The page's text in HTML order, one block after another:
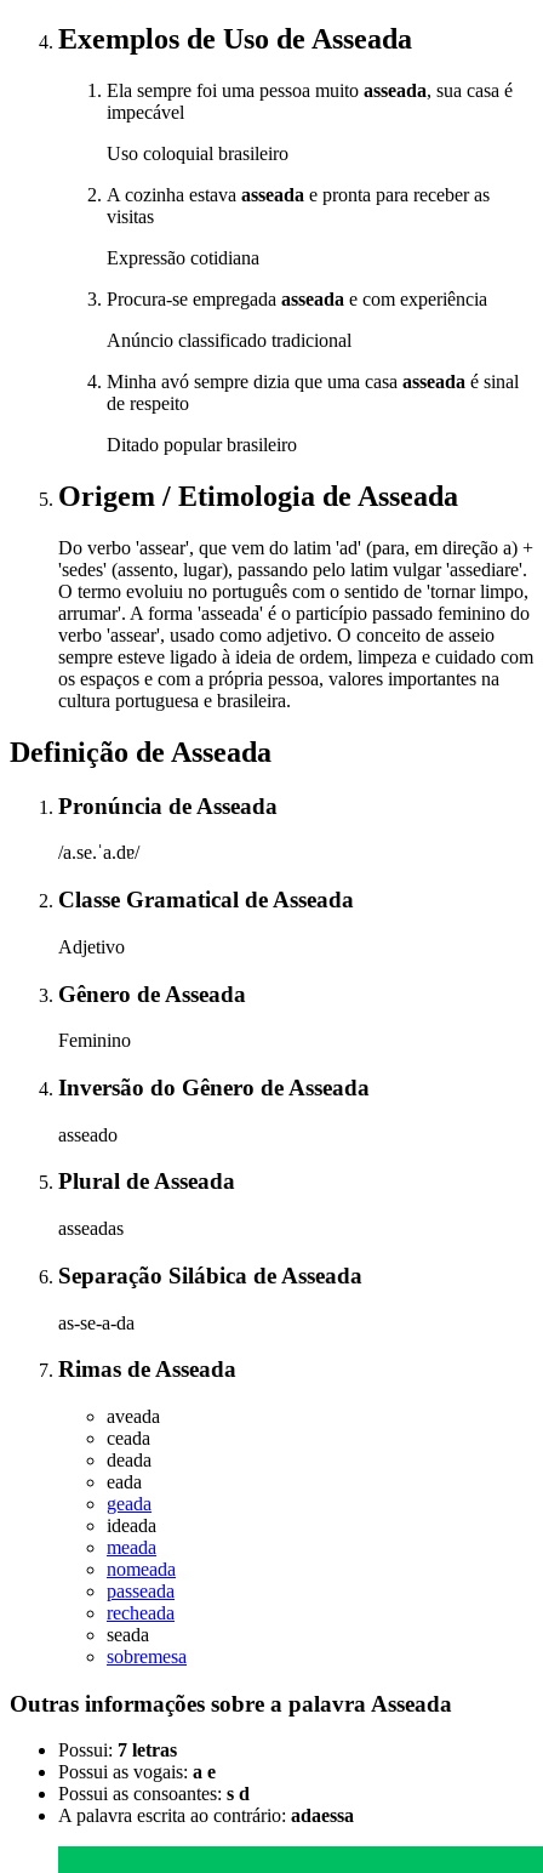
Exemplos de Uso de Asseada
Ela sempre foi uma pessoa muito asseada, sua casa é
impecável
Uso coloquial brasileiro
A cozinha estava asseada e pronta para receber as
visitas
Expressão cotidiana
Procura-se empregada asseada e com experiência
Anúncio classificado tradicional
Minha avó sempre dizia que uma casa asseada é sinal
de respeito
Ditado popular brasileiro
Origem / Etimologia de Asseada
Do verbo 'assear', que vem do latim 'ad' (para, em direção a) +
'sedes' (assento, lugar), passando pelo latim vulgar 'assediare'.
O termo evoluiu no português com o sentido de 'tornar limpo,
arrumar'. A forma 'asseada' é o particípio passado feminino do
verbo 'assear', usado como adjetivo. O conceito de asseio
sempre esteve ligado à ideia de ordem, limpeza e cuidado com
os espaços e com a própria pessoa, valores importantes na
cultura portuguesa e brasileira.
Definição de Asseada
Pronúncia de Asseada
/a.se.ˈa.dɐ/
Classe Gramatical de Asseada
Adjetivo
Gênero de Asseada
Feminino
Inversão do Gênero de Asseada
asseado
Plural deAsseada
asseadas
Separação Silábica de Asseada
as-se-a-da
Rimas deAsseada
aveada
ceada
deada
eada
geada
ideada
meada
nomeada
passeada
recheada
seada
sobremesa
Outras informações sobre a palavra Asseada
Possui: 7 letras
Possui as vogais: a e
Possui as consoantes: s d
A palavra escrita ao contrário: adaessa